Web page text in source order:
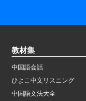
教材集
中国語会話
ひよこ中文リスニング
中国語文法大全